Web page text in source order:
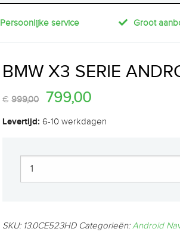
Persoonlijke service Groot
BMW X3 SERIE
€ 999,00 799,00
Levertijd: 6-10 werkdagen
SKU: 13.0CE523HD Categorieën:Android